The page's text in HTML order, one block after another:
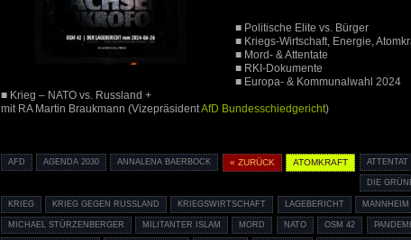
■ Politische Elite vs. Bürger
■ Kriegs-Wirtschaft, Energie,
■ Mord- & Attentate
■ RKI-Dokumente
■ Europa- & Kommunalwahl 2024
■ Krieg – NATO vs. Russland +
mit RA Martin Braukmann (VizepräsidentAfD Bundesschiedgericht)
AFD AGENDA 2030 ANNALENA BAERBOCK « ZURÜCK ATOMKRAFT ATTENTAT
DIE
KRIEG KRIEG GEGEN RUSSLAND KRIEGSWIRTSCHAFT LAGEBERICHT MANNHEIM
MICHAEL STÜRZENBERGER MILITANTER ISLAM MORD NATO OSM 42